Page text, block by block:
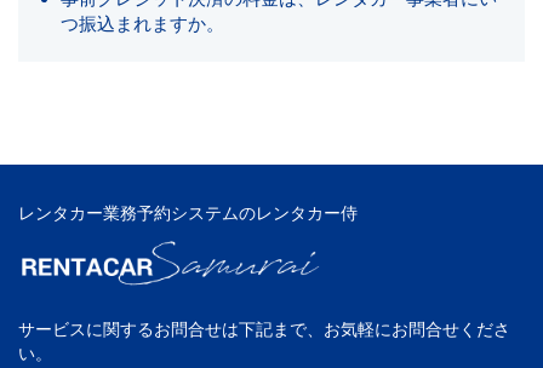
つ振込まれますか。
レンタカー業務予約システムのレンタカー侍
サービスに関するお問合せは下記まで、お気軽にお問合せくださ
い。